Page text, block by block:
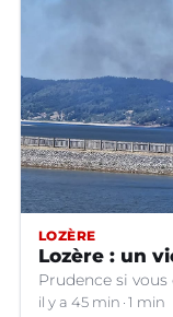
LOZÈRE
Lozère : un
Prudence si
il y a 45 min 1 min